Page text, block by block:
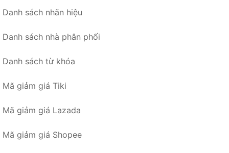
Danh sách nhãn hiệu
Danh sách nhà phân phối
Danh sách từ khóa
Mã giảm giá Tiki
Mã giảm giá Lazada
Mã giảm giá Shopee